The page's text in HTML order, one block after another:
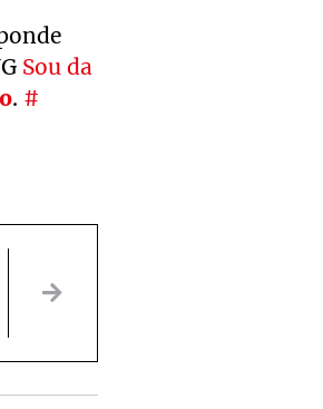
Sou da
. #